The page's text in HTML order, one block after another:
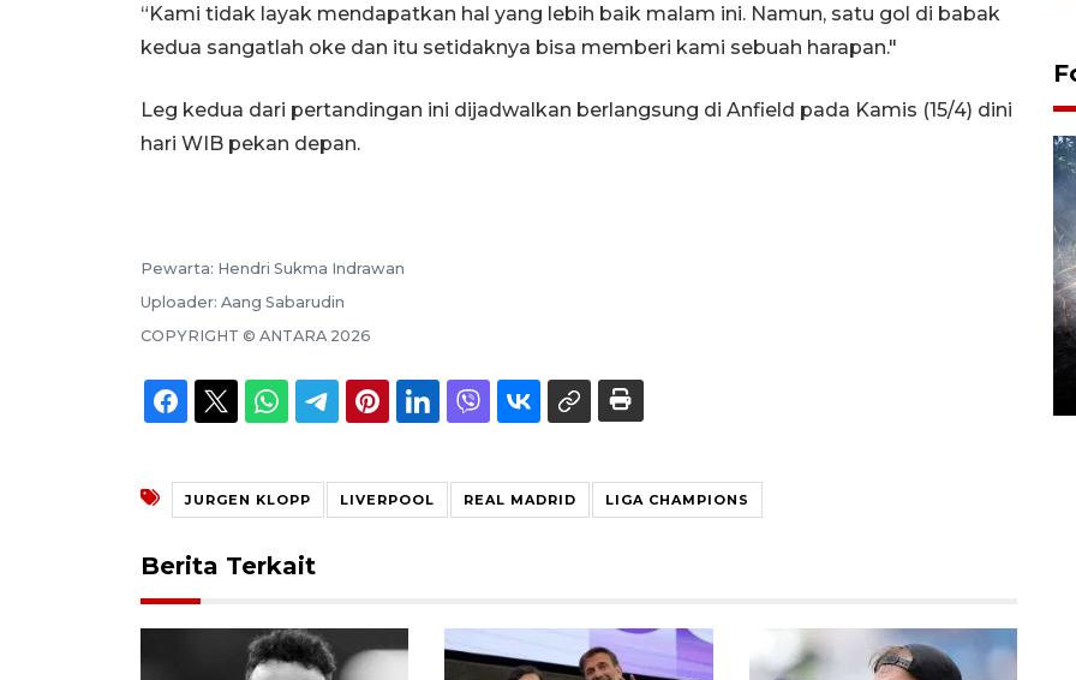
“Kami tidak layak mendapatkan hal yang lebih baik malam ini. Namun, satu gol di babak
kedua sangatlah oke dan itu setidaknya bisa memberi kami sebuah harapan."
Leg kedua dari pertandingan ini dijadwalkan berlangsung di Anfield pada Kamis (15/4) dini
hari WIB pekan depan.
Pewarta: Hendri Sukma Indrawan
Uploader: Aang Sabarudin
COPYRIGHT © ANTARA 2026
JURGEN KLOPP LIVERPOOL REAL MADRID LIGA CHAMPIONS
Berita Terkait